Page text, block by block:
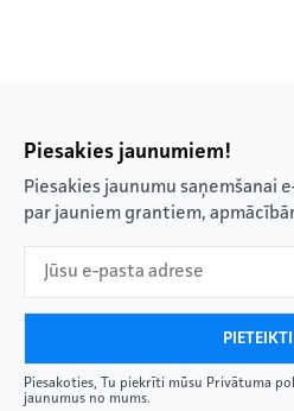
Piesakies jaunumiem!
Piesakies jaunumu saņemšanai
par jauniem grantiem,
Piesakoties, Tu piekrīti mūsu Privātuma
jaunumus no mums.